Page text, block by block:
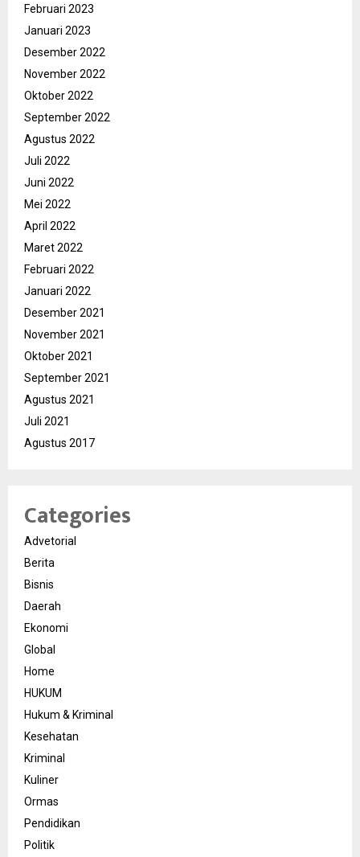
Februari 2023
Januari 2023
Desember 2022
November 2022
Oktober 2022
September 2022
Agustus 2022
Juli 2022
Juni 2022
Mei 2022
April 2022
Maret 2022
Februari 2022
Januari 2022
Desember 2021
November 2021
Oktober 2021
September 2021
Agustus 2021
Juli 2021
Agustus 2017
Categories
Advetorial
Berita
Bisnis
Daerah
Ekonomi
Global
Home
HUKUM
Hukum & Kriminal
Kesehatan
Kriminal
Kuliner
Ormas
Pendidikan
Politik